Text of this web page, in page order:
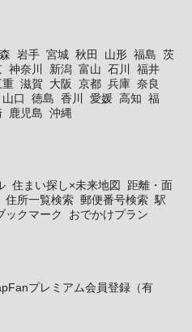
岩手 宮城 秋田 山形 福島 茨
神奈川 新潟 富山 石川
福井
重 滋賀 大阪 京都 兵庫 奈良
山口 徳島 香川 愛媛 高知 福
鹿児島 沖縄
住まい探し×未来地図
距離・面
住所一覧検索 郵便番号検索 駅
ックマーク おでかけプラン
プレミアム会員登録（有